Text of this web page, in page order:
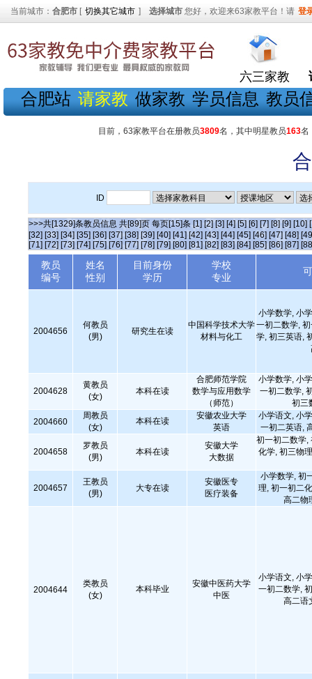
当前城市： 合肥市 [ 切换其它城市 ] 选择城市 您好，欢迎来63家教平台！请 登
六三家教
合肥站 请家教 做家教 学员信息 教员
目前，63家教平台在册教员3809名，其中明星教员163名
ID
>>>共[1329]条教员信息 共[89]页 每页[15]条 [1] [2] [3] [4] [5] [6] [7] [8] [9] [10]
[32] [33] [34] [35] [36] [37] [38] [39] [40] [41] [42] [43] [44] [45] [46] [47] [48]
[71] [72] [73] [74] [75] [76] [77] [78] [79] [80] [81] [82] [83] [84] [85] [86] [87]
教员
编号
姓名
性别
目前身份
学历
学校
专业
2004656
何教员
(男)
研究生在读
中国科学技术大学
材料与化工
小学数学, 小
一初二数学,
学, 初三英语,
2004628
黄教员
(女)
本科在读
合肥师范学院
数学与应用数学
（师范）
小学数学, 小
一初二数学,
初三
2004660
周教员
(女)
本科在读
安徽农业大学
英语
小学语文, 小
一初二英语,
2004658
罗教员
(男)
本科在读
安徽大学
大数据
初一初二数学,
化学, 初三物
2004657
王教员
(男)
大专在读
安徽医专
医疗装备
小学数学, 初
理, 初一初二
高二物
2004644
类教员
(女)
本科毕业
安徽中医药大学
中医
小学语文, 小
一初二数学,
高二语